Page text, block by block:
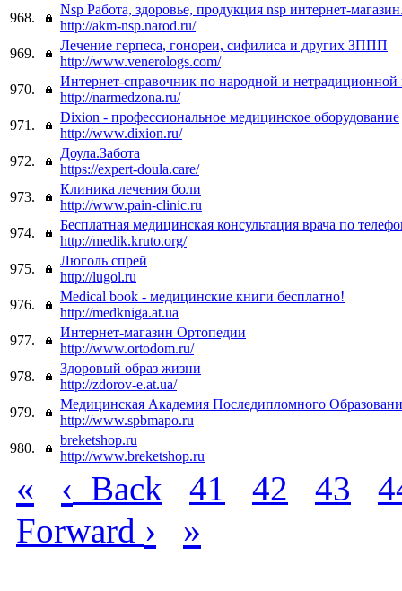
968.
Nsp Работа, здоровье, продукция nsp интернет-
http://akm-nsp.narod.ru/
969.
Лечение герпеса, гонореи, сифилиса и других ЗППП
http://www.venerologs.com/
970.
Интернет-справочник по народной и
http://narmedzona.ru/
971.
Dixion - профессиональное медицинское оборудование
http://www.dixion.ru/
972.
Доула.Забота
https://expert-doula.care/
973.
Клиника лечения боли
http://www.pain-clinic.ru
974.
Бесплатная медицинская консультация врача по
http://medik.kruto.org/
975.
Люголь спрей
http://lugol.ru
976.
Medical book - медицинские книги бесплатно!
http://medkniga.at.ua
977.
Интернет-магазин Ортопедии
http://www.ortodom.ru/
978.
Здоровый образ жизни
http://zdorov-e.at.ua/
979.
Медицинская Академия Последипломного
http://www.spbmapo.ru
980.
breketshop.ru
http://www.breketshop.ru
« ‹ Back 41 42 43
Forward › »